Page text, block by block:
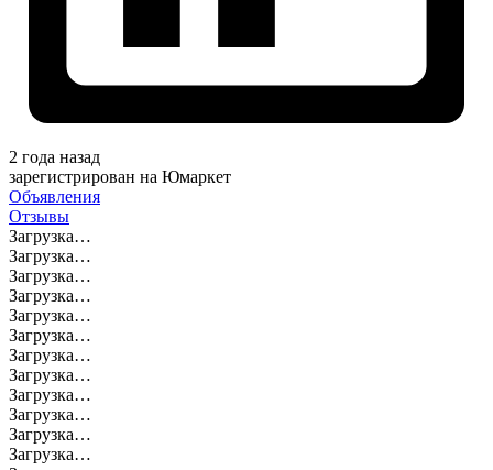
2 года назад
зарегистрирован на Юмаркет
Объявления
Отзывы
Загрузка…
Загрузка…
Загрузка…
Загрузка…
Загрузка…
Загрузка…
Загрузка…
Загрузка…
Загрузка…
Загрузка…
Загрузка…
Загрузка…